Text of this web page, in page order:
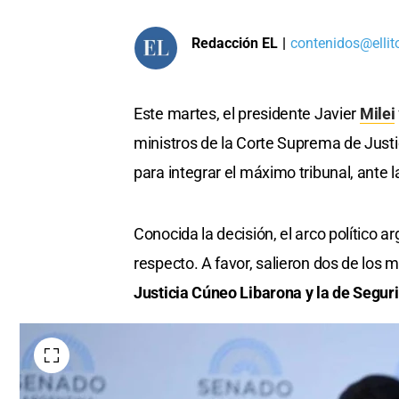
Redacción EL |
Este martes, el presidente Javier Milei
ministros de la Corte Suprema de
para integrar el máximo tribunal, ante
Conocida la decisión, el arco político
respecto. A favor, salieron dos de los
Justicia Cúneo Libarona y la de